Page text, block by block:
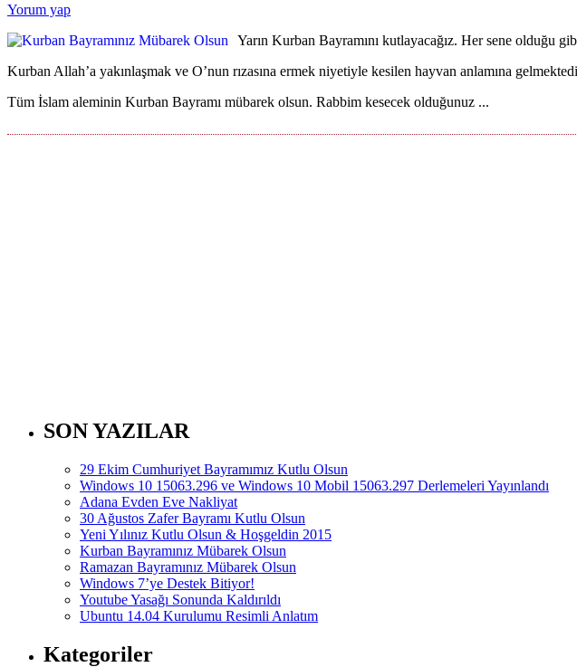
Yorum yap
Yarın Kurban Bayramını kutlayacağız. Her sene olduğu
Kurban Allah’a yakınlaşmak ve O’nun rızasına ermek niyetiyle kesilen hayvan anlamına
Tüm İslam aleminin Kurban Bayramı mübarek olsun. Rabbim kesecek olduğunuz ...
SON YAZILAR
29 Ekim Cumhuriyet Bayramımız Kutlu Olsun
Windows 10 15063.296 ve Windows 10 Mobil 15063.297 Derlemeleri Yayınlandı
Adana Evden Eve Nakliyat
30 Ağustos Zafer Bayramı Kutlu Olsun
Yeni Yılınız Kutlu Olsun & Hoşgeldin 2015
Kurban Bayramınız Mübarek Olsun
Ramazan Bayramınız Mübarek Olsun
Windows 7’ye Destek Bitiyor!
Youtube Yasağı Sonunda Kaldırıldı
Ubuntu 14.04 Kurulumu Resimli Anlatım
Kategoriler